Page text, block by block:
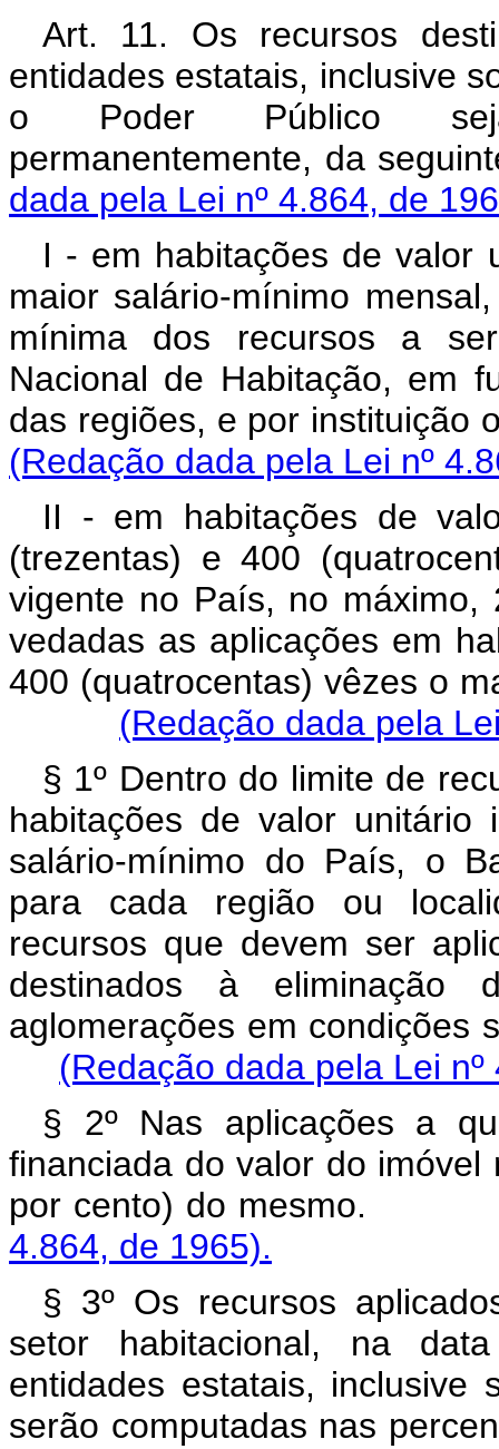
Art. 11. Os recursos
entidades estatais, inclusive
o Poder Público seja
permanentemente,
dada pela Lei nº 4.864, de
I - em habitações de valor
maior salário-mínimo
mínima dos recursos a
Nacional de Habitação, em
das regiões, e por
(Redação dada pela Lei nº
II - em habitações de
(trezentas) e 400
vigente no País, no máximo,
vedadas as aplicações em
400 (quatrocentas)
(Redação dada pela
§ 1º Dentro do limite de
habitações de valor
salário-mínimo do País, o
para cada região ou
recursos que devem ser
destinados à eliminação
aglomerações em
(Redação dada pela Lei
§ 2º Nas aplicações a
financiada do valor do
por cento) do
4.864, de 1965).
§ 3º Os recursos
setor habitacional, na
entidades estatais, inclusive
serão computadas nas